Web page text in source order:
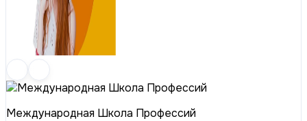
Международная Школа Профессий